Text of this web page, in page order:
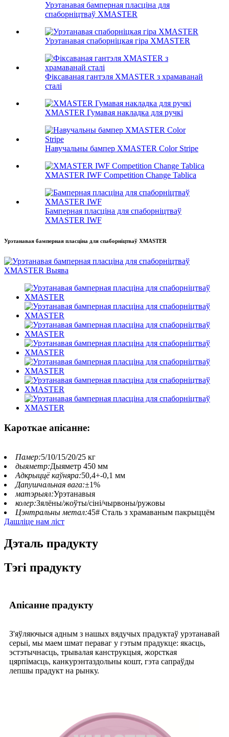
Урэтанавая бамперная пласціна для
спаборніцтваў XMASTER
Урэтанавая спаборніцкая гіра XMASTER
Фіксаваная гантэля XMASTER з храмаванай
сталі
XMASTER Гумавая накладка для ручкі
Навучальны бампер XMASTER Color Stripe
XMASTER IWF Competition Change Tablica
Бамперная пласціна для спаборніцтваў
XMASTER IWF
Урэтанавая бамперная пласціна для спаборніцтваў XMASTER
Кароткае апісанне:
Памер:5/10/15/20/25 кг
дыяметр:Дыяметр 450 мм
Адкрыццё каўняра:50,4+-0,1 мм
Дапушчальная вага:±1%
матэрыял:Урэтанавыя
колер:Зялёны/жоўты/сіні/чырвоны/ружовы
Цэнтральны метал:45# Сталь з храмаваным пакрыццём
Дашліце нам ліст
Дэталь прадукту
Тэгі прадукту
Апісанне прадукту
З'яўляючыся адным з нашых вядучых прадуктаў урэтанавай
серыі, мы маем шмат пераваг у гэтым прадукце: якасць,
эстэтычнасць, трывалая канструкцыя, жорсткая
цярпімасць, канкурэнтаздольны кошт, гэта сапраўды
лепшы прадукт на рынку.